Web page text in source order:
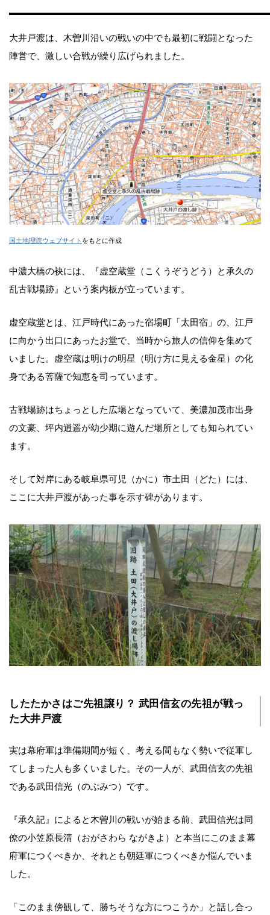
大井戸渡は、木曽川沿いの戦いの中でも最初に戦闘となった
陣営で、激しい合戦が繰り広げられました。
国土地理院ウェブサイト をもとに作成
中濃大橋の袂には、『虚空蔵堂（こくうぞうどう）と承久の
乱古戦場跡』という案内板が立っています。
虚空蔵堂とは、江戸時代にあった宿場町「太田宿」の、江戸
に向かう出口にあったお堂で、当時から旅人の信仰を集めて
いました。虚空蔵は明けの明星（明け方に見える金星）の化
身である菩薩で知恵を司っています。
古戦場跡はちょっとした広場となっていて、美濃加茂市出身
の文豪、坪内逍遥が幼少期に遊んだ場所としても知られてい
ます。
そして対岸にある岐阜県可児（かに）市土田（どた）には、
ここに大井戸渡があった事を示す碑があります。
したたかさはご先祖譲り？ 武田信玄の先祖が戦っ
た大井戸渡
実は幕府軍は準備期間が短く、考える間もなく勢いで従軍し
てしまった人も多くいました。その一人が、武田信玄の先祖
である武田信光（のぶみつ）です。
『承久記』によると木曽川の戦いが始まる前、武田信光は同
僚の小笠原長清（おがさわら ながきよ）と本当にこのまま幕
府軍につくべきか、それとも朝廷軍につくべきか悩んでいま
した。
「このまま傍観して、勝ちそうな方につこうか」と話し合っ